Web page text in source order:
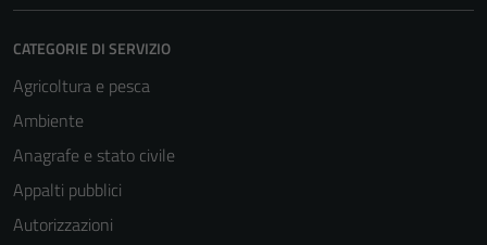
CATEGORIE DI SERVIZIO
Agricoltura e pesca
Ambiente
Anagrafe e stato civile
Appalti pubblici
Autorizzazioni